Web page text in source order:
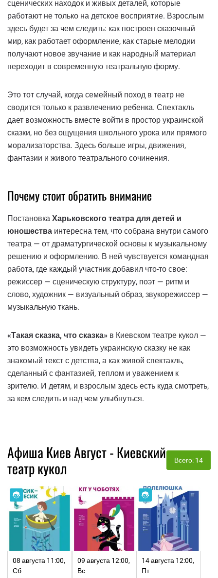
сценических находок и живых деталей, которые
работают не только на детское восприятие. Взрослым
здесь будет за чем следить: как построен сказочный
мир, как работает оформление, как старые мелодии
получают новое звучание и как народный материал
переходит в современную театральную форму.
Это тот случай, когда семейный поход в театр не
сводится только к развлечению ребенка. Спектакль
дает возможность вместе войти в простор украинской
сказки, но без ощущения школьного урока или прямого
морализаторства. Здесь больше игры, движения,
фантазии и живого театрального сочинения.
Почему стоит обратить внимание
Постановка Харьковского театра для детей и
юношества интересна тем, что собрана внутри самого
театра — от драматургической основы к музыкальному
решению и оформлению. В ней чувствуется командная
работа, где каждый участник добавил что-то свое:
режиссер — сценическую структуру, поэт — ритм и
слово, художник — визуальный образ, звукорежиссер —
музыкальную ткань.
«Такая сказка, что сказка» в Киевском театре кукол —
это возможность увидеть украинскую сказку не как
знакомый текст с детства, а как живой спектакль,
сделанный с фантазией, теплом и уважением к
зрителю. И детям, и взрослым здесь есть куда смотреть,
за кем следить и над чем улыбнуться.
Афиша Киев Август - Киевский
театр кукол
Всего: 14
08 августа 11:00,
Сб
09 августа 12:00,
Вс
14 августа 12:00,
Пт